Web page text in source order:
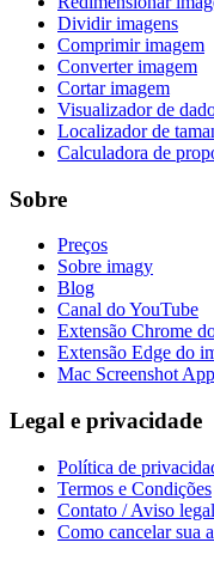
Dividir imagens
Comprimir imagem
Converter imagem
Cortar imagem
Visualizador de
Localizador de
Calculadora de
Sobre
Preços
Sobre imagy
Blog
Canal do YouTube
Extensão Chrome
Extensão Edge do
Mac Screenshot App
Legal e privacidade
Política de
Termos e Condições
Contato / Aviso legal
Como cancelar sua